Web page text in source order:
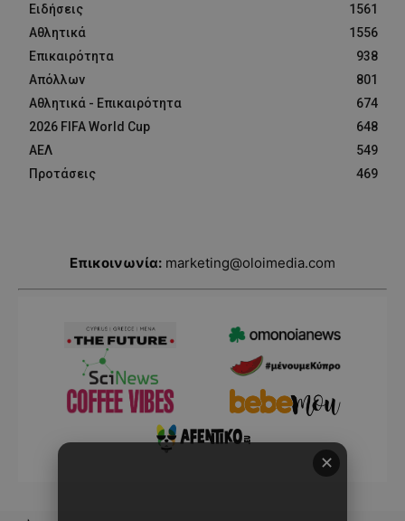
Ειδήσεις
1561
Αθλητικά
1556
Επικαιρότητα
938
Απόλλων
801
Αθλητικά - Επικαιρότητα
674
2026 FIFA World Cup
648
ΑΕΛ
549
Προτάσεις
469
Επικοινωνία: marketing@oloimedia.com
✕